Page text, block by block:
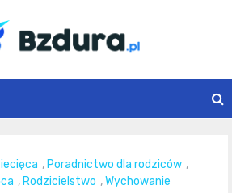
, Poradnictwo dla rodziców ,
, Rodzicielstwo ,Wychowanie